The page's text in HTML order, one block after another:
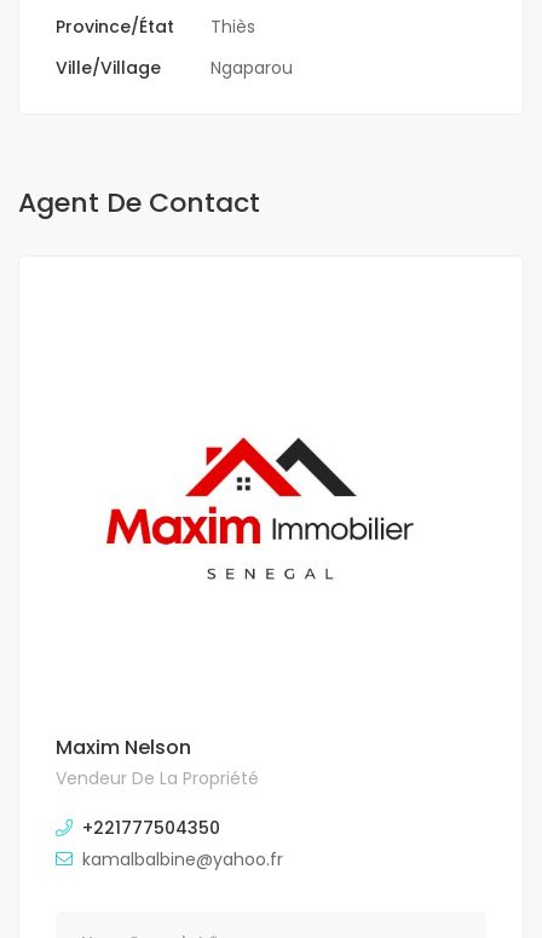
Province/État
Thiès
Ville/Village
Ngaparou
Agent De Contact
Maxim Nelson
Vendeur De La Propriété
+221777504350
kamalbalbine@yahoo.fr